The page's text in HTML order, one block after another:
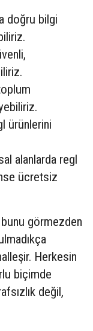
doğru bilgi
ürünlerini
alanlarda regl
ücretsiz
görmezden
Herkesin
biçimde
değil,